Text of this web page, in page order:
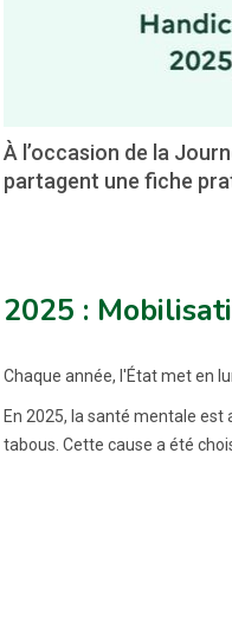
À l’occasion de la
partagent une fiche
2025 :
Chaque année, l'État met en
En 2025, la santé mentale
tabous. Cette cause a été